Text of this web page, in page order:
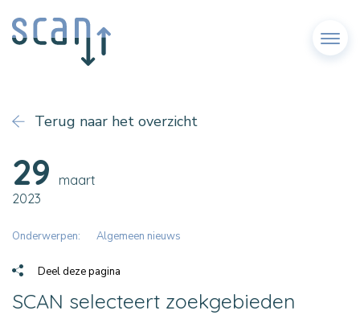
Menu
Terug naar het overzicht
29
maart
2023
Onderwerpen: Algemeen nieuws
Deel deze pagina
SCAN selecteert zoekgebieden